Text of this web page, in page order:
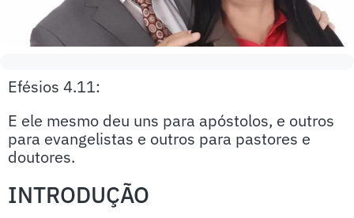
Efésios 4.11:
E ele mesmo deu uns para apóstolos, e outros
para evangelistas e outros para pastores e
doutores.
INTRODUÇÃO